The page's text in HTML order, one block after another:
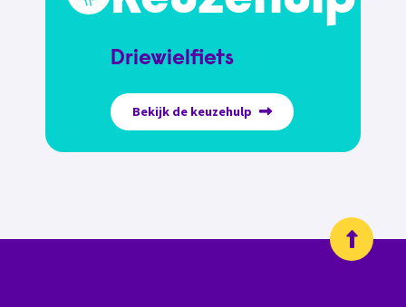
Driewielfiets
Bekijk de keuzehulp